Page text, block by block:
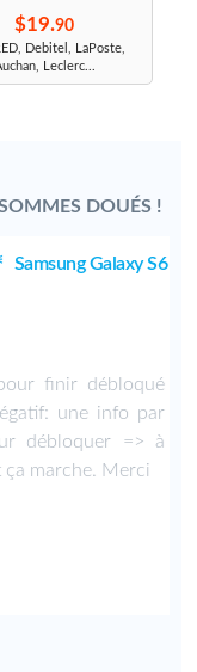
$19.90
Debitel, LaPoste,
Leclerc...
DOUÉS !
Samsung Galaxy S6
finir débloqué
une info par
débloquer => à
ça marche. Merci